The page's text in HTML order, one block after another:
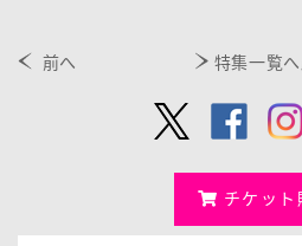
前へ 特集一覧
チケット